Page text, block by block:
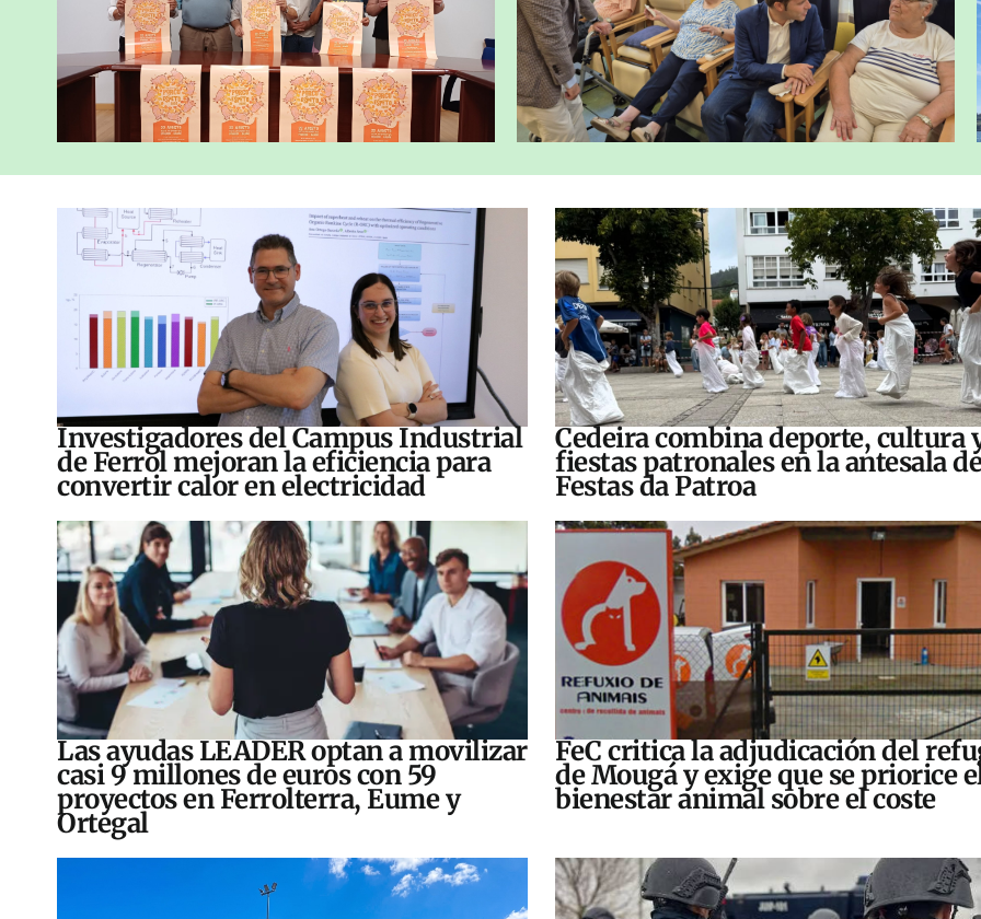
Investigadores del Campus Industrial
de Ferrol mejoran la eficiencia para
convertir calor en electricidad
Cedeira combina deporte, cultura
fiestas patronales en la antesala
Festas da Patroa
Las ayudas LEADER optan a movilizar
casi 9 millones de euros con 59
proyectos en Ferrolterra, Eume y
Ortegal
FeC critica la adjudicación del
de Mougá y exige que se priorice
bienestar animal sobre el coste